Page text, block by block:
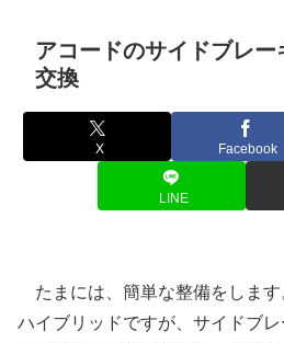
アコードのサイドブレ
交換
X Facebook
LINE
たまには、簡単な整備をします
ハイブリッドですが、サイドブ